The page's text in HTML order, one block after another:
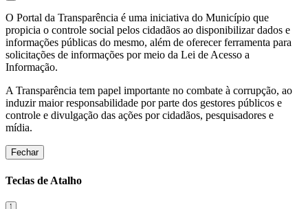
O Portal da Transparência é uma iniciativa do Município que
propicia o controle social pelos cidadãos ao disponibilizar dados e
informações públicas do mesmo, além de oferecer ferramenta para
solicitações de informações por meio da Lei de Acesso a
Informação.
A Transparência tem papel importante no combate à corrupção, ao
induzir maior responsabilidade por parte dos gestores públicos e
controle e divulgação das ações por cidadãos, pesquisadores e
mídia.
Fechar
Teclas de Atalho